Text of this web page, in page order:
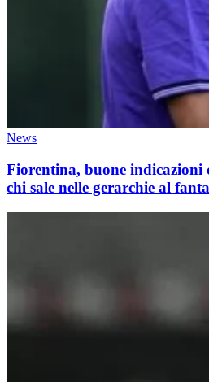
News
Fiorentina, buone
chi sale nelle gerarchie al